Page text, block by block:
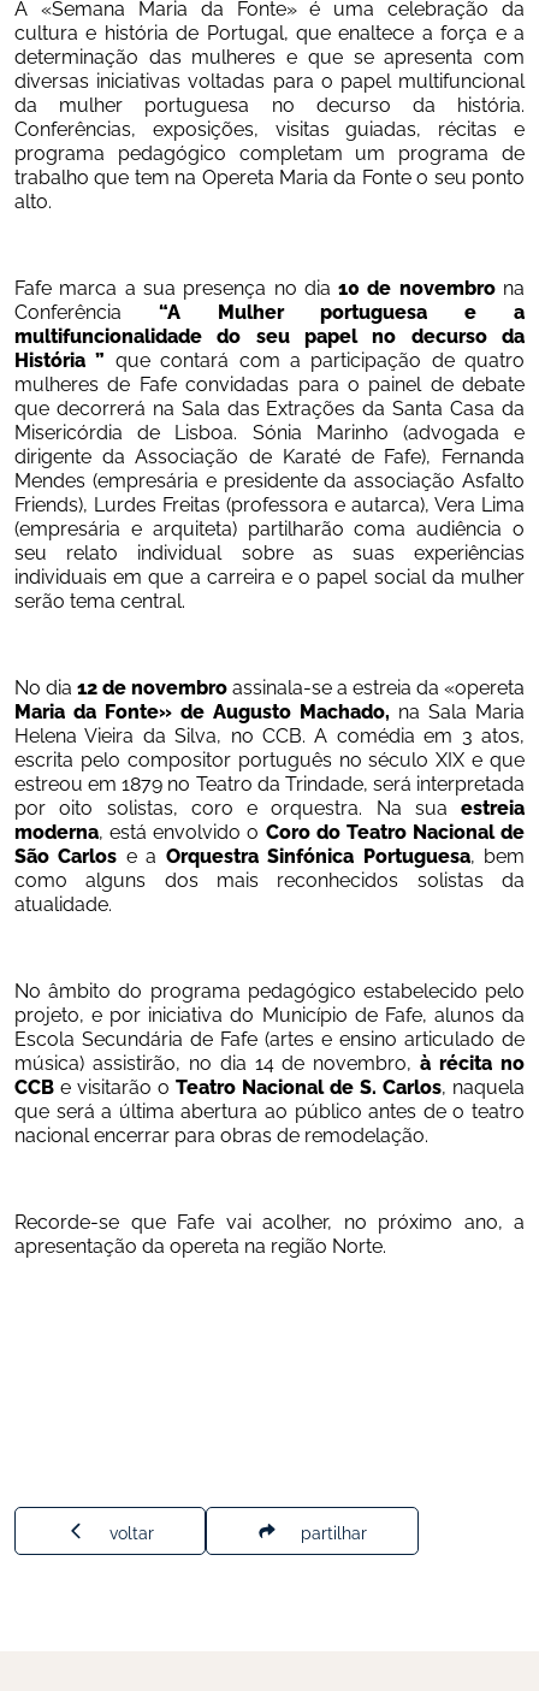
A «Semana Maria da Fonte» é uma celebração da
cultura e história de Portugal, que enaltece a força e a
determinação das mulheres e que se apresenta com
diversas iniciativas voltadas para o papel multifuncional
da mulher portuguesa no decurso da história.
Conferências, exposições, visitas guiadas, récitas e
programa pedagógico completam um programa de
trabalho que tem na Opereta Maria da Fonte o seu ponto
alto.
Fafe marca a sua presença no dia 10 de novembro na
Conferência “A Mulher portuguesa e a
multifuncionalidade do seu papel no decurso da
História ” que contará com a participação de quatro
mulheres de Fafe convidadas para o painel de debate
que decorrerá na Sala das Extrações da Santa Casa da
Misericórdia de Lisboa. Sónia Marinho (advogada e
dirigente da Associação de Karaté de Fafe), Fernanda
Mendes (empresária e presidente da associação Asfalto
Friends), Lurdes Freitas (professora e autarca), Vera Lima
(empresária e arquiteta) partilharão coma audiência o
seu relato individual sobre as suas experiências
individuais em que a carreira e o papel social da mulher
serão tema central.
No dia 12 de novembro assinala-se a estreia da «opereta
Maria da Fonte» de Augusto Machado, na Sala Maria
Helena Vieira da Silva, no CCB. A comédia em 3 atos,
escrita pelo compositor português no século XIX e que
estreou em 1879 no Teatro da Trindade, será interpretada
por oito solistas, coro e orquestra. Na sua estreia
moderna, está envolvido o Coro do Teatro Nacional de
São Carlos e a Orquestra Sinfónica Portuguesa, bem
como alguns dos mais reconhecidos solistas da
atualidade.
No âmbito do programa pedagógico estabelecido pelo
projeto, e por iniciativa do Município de Fafe, alunos da
Escola Secundária de Fafe (artes e ensino articulado de
música) assistirão, no dia 14 de novembro, à récita no
CCB e visitarão o Teatro Nacional de S. Carlos, naquela
que será a última abertura ao público antes de o teatro
nacional encerrar para obras de remodelação.
Recorde-se que Fafe vai acolher, no próximo ano, a
apresentação da opereta na região Norte.
voltar partilhar